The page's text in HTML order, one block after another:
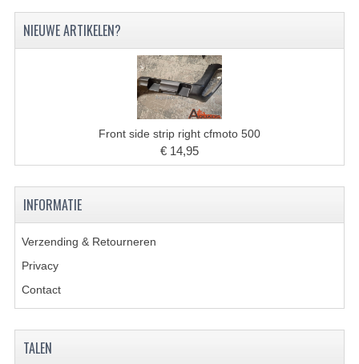
VERLICHTING
SHINERAY 300 STE
SHINERAY 300ST 5E
SHINERAY 350ST-2E
SHINERAY SPYDER/STIXE 250CC
BRANDSTOF SYSTEEM
GEREEDSCHAP
NIEUWE ARTIKELEN?
Front side strip right cfmoto 500
€ 14,95
INFORMATIE
Verzending & Retourneren
Privacy
Contact
TALEN